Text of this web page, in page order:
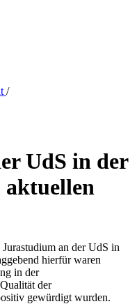
/
UdS in der
aktuellen
an der UdS in
hierfür waren
in der
der
gewürdigt wurden.